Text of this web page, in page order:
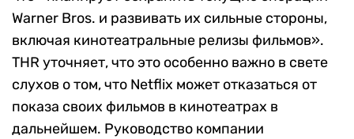
Warner Bros. и развивать их сильные стороны,
включая кинотеатральные релизы фильмов».
THR уточняет, что это особенно важно в свете
слухов о том, что Netflix может отказаться от
показа своих фильмов в кинотеатрах в
дальнейшем. Руководство компании